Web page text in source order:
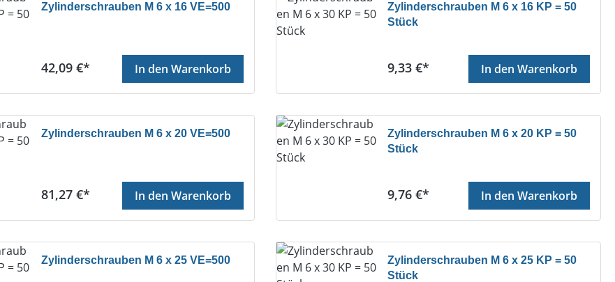
Zylinderschrauben M 6 x 16 VE=500
Regulärer Preis:
42,09 €* In den Warenkorb
Zylinderschrauben M 6 x 16 KP = 50
Stück
Regulärer Preis:
9,33 €* In den Warenkorb
Zylinderschrauben M 6 x 20 VE=500
Regulärer Preis:
81,27 €* In den Warenkorb
Zylinderschrauben M 6 x 20 KP = 50
Stück
Regulärer Preis:
9,76 €* In den Warenkorb
Zylinderschrauben M 6 x 25 VE=500
Zylinderschrauben M 6 x 25 KP = 50
Stück